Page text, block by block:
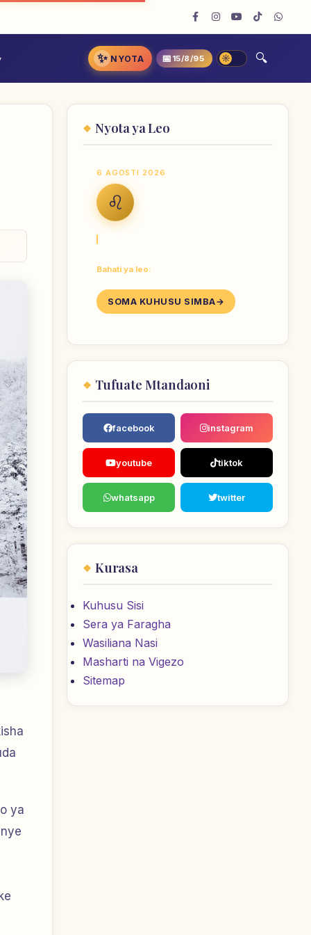
✨ NYOTA 📅 15/8/95
ya
Nyota ya Leo
6 AGOSTI 2026
♌
Bahati ya leo:
SOMA KUHUSU SIMBA
Tufuate Mtandaoni
facebook instagram
youtube tiktok
whatsapp twitter
Kurasa
Kuhusu Sisi
Sera ya Faragha
Wasiliana Nasi
Masharti na Vigezo
Sitemap